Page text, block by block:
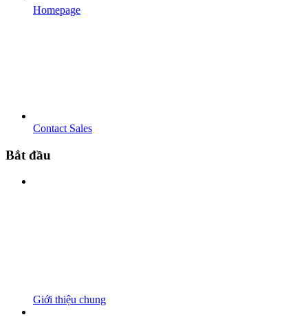
Homepage
Contact Sales
Bắt đầu
Giới thiệu chung